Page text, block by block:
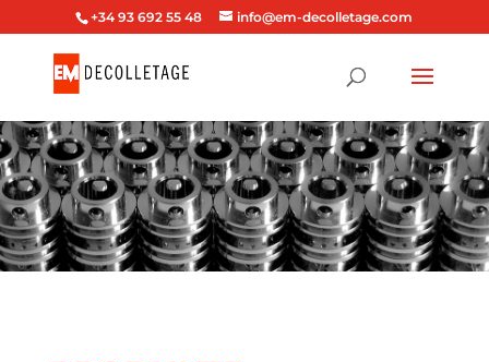
+34 93 692 55 48 info@em-decolletage.com